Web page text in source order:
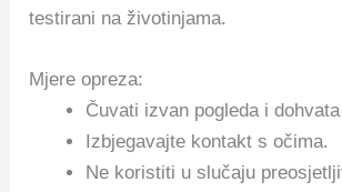
testirani na životinjama.
Mjere opreza:
Čuvati izvan pogleda i
Izbjegavajte kontakt s očima.
Ne koristiti u slučaju